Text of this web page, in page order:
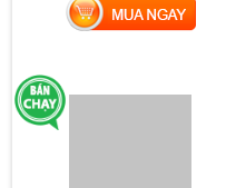
MUA NGAY